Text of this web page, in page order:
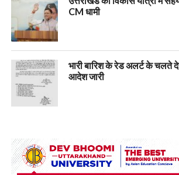
CM धामी
भारी बारिश के रेड अलर्ट के चलते
आदेश जारी